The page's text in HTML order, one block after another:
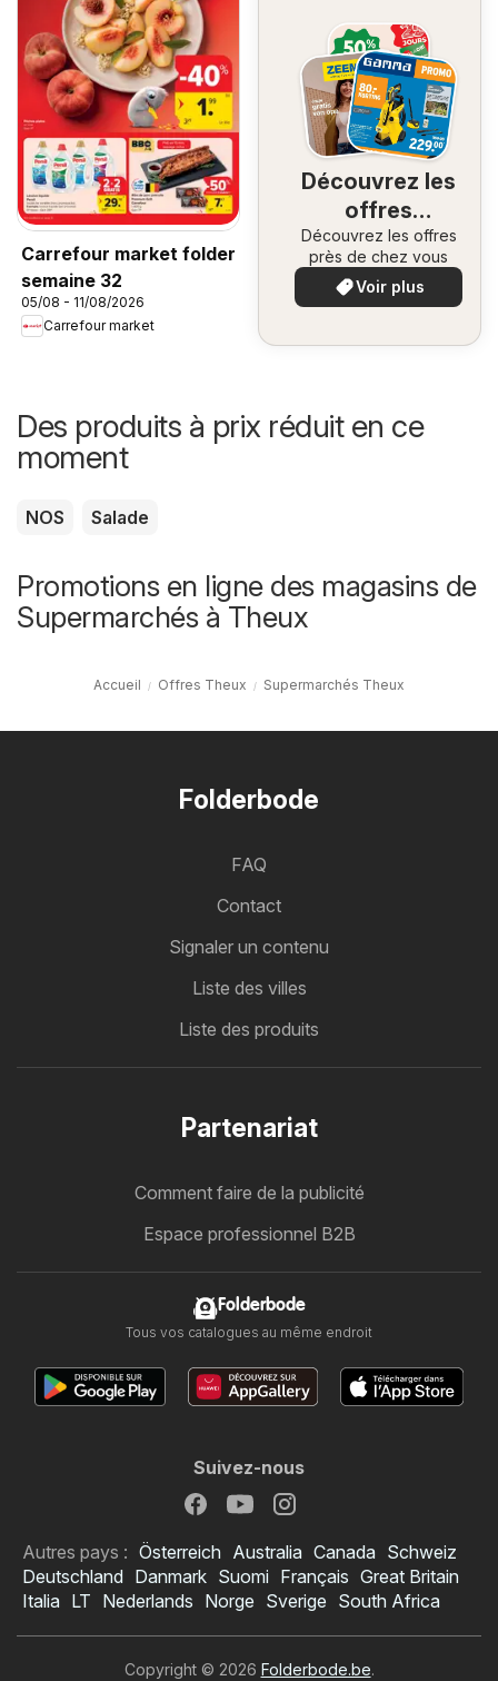
Carrefour market folder
semaine 32
05/08 - 11/08/2026
Carrefour market
Découvrez les
offres
spéciales
Découvrez les offres
près de chez vous
Voir plus
Des produits à prix réduit en ce
moment
NOS Salade
Promotions en ligne des magasins de
Supermarchés à Theux
Accueil Offres Theux Supermarchés Theux
Folderbode
FAQ
Contact
Signaler un contenu
Liste des villes
Liste des produits
Partenariat
Comment faire de la publicité
Espace professionnel B2B
Folderbode
Tous vos catalogues au même endroit
Suivez-nous
Autres pays : Österreich Australia Canada Schweiz
Deutschland Danmark Suomi Français Great Britain
Italia LT Nederlands Norge Sverige South Africa
Copyright © 2026 Folderbode.be.